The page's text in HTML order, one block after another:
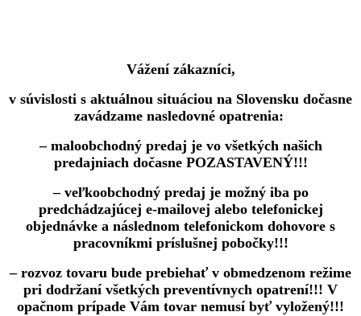
Vážení zákazníci,
v súvislosti s aktuálnou situáciou na Slovensku dočasne
zavádzame nasledovné opatrenia:
– maloobchodný predaj je vo všetkých našich
predajniach dočasne POZASTAVENÝ!!!
– veľkoobchodný predaj je možný iba po
predchádzajúcej e-mailovej alebo telefonickej
objednávke a následnom telefonickom dohovore s
pracovníkmi príslušnej pobočky!!!
– rozvoz tovaru bude prebiehať v obmedzenom režime
pri dodržaní všetkých preventívnych opatrení!!! V
opačnom prípade Vám tovar nemusí byť vyložený!!!